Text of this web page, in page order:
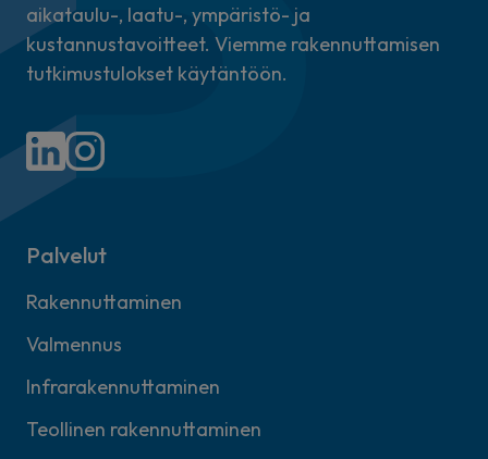
aikataulu-, laatu-, ympäristö- ja
kustannustavoitteet. Viemme rakennuttamisen
tutkimustulokset käytäntöön.
Palvelut
Rakennuttaminen
Valmennus
Infrarakennuttaminen
Teollinen rakennuttaminen